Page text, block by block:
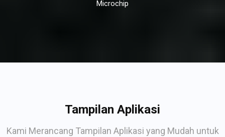
Microchip
Tampilan Aplikasi
Kami Merancang Tampilan Aplikasi yang Mudah untuk